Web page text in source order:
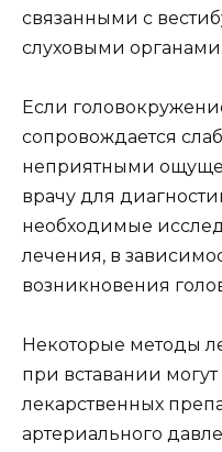
связанными с
слуховыми органами.
Если
сопровождается
неприятными
врачу для
необходимые
лечения, в
возникновения
Некоторые методы
при вставании
лекарственных
артериального